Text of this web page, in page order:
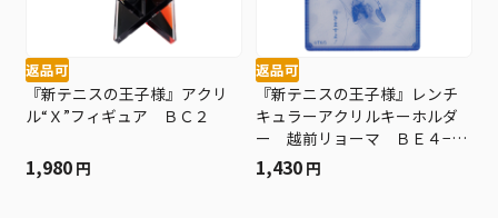
返品可
『新テニスの王子様』アクリ
ル“Ｘ”フィギュア ＢＣ２
1,980 円
返品可
『新テニスの王子様』レンチ
キュラーアクリルキーホルダ
ー 越前リョーマ ＢＥ４−Ｊ
Ｓ
1,430 円